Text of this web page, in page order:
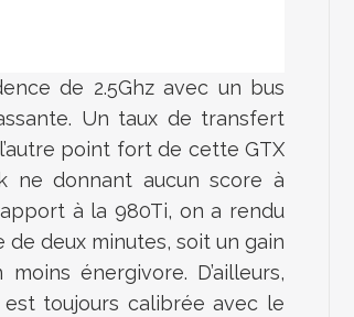
de 2.5Ghz avec un bus
Un taux de transfert
point fort de cette GTX
ne donnant aucun score à
à la 980Ti, on a rendu
deux minutes, soit un gain
énergivore. D’ailleurs,
toujours calibrée avec le